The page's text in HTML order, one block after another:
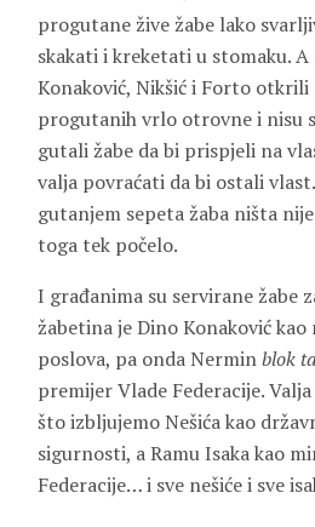
progutane žive žabe lako
skakati i kreketati u stomaku. A
Konaković, Nikšić i Forto otkrili
progutanih vrlo otrovne i nisu
gutali žabe da bi prispjeli na
valja povraćati da bi ostali
gutanjem sepeta žaba ništa
toga tek počelo.
I građanima su servirane žabe
žabetina je Dino Konaković
poslova, pa onda Nerminblok
premijer Vlade Federacije.
što izbljujemo Nešića kao
sigurnosti, a Ramu Isaka kao
Federacije… i sve nešiće i sve